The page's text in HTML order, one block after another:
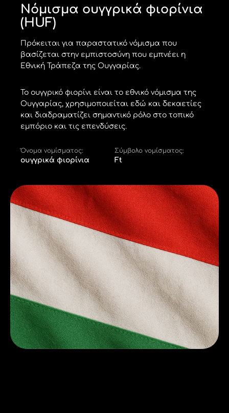
Νόμισμα ουγγρικά φιορίνια
(HUF)
Πρόκειται για παραστατικό νόμισμα που
βασίζεται στην εμπιστοσύνη που εμπνέει η
Εθνική Τράπεζα της Ουγγαρίας.
Το ουγγρικό φιορίνι είναι το εθνικό νόμισμα της
Ουγγαρίας, χρησιμοποιείται εδώ και δεκαετίες
και διαδραματίζει σημαντικό ρόλο στο τοπικό
εμπόριο και τις επενδύσεις.
Όνομα νομίσματος:
ουγγρικά φιορίνια
Σύμβολο νομίσματος:
Ft